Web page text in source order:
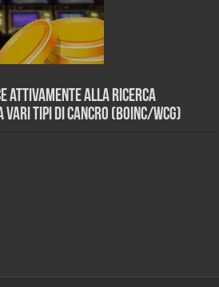
attivamente alla ricerca
tipi di Cancro (BOINC/WCG)